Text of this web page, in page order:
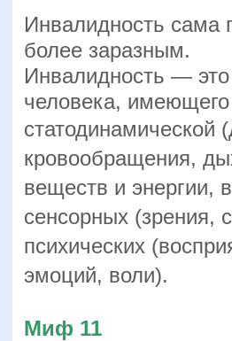
Инвалидность сама
более заразным.
Инвалидность — это
человека,
статодинамической
кровообращения,
веществ и энергии,
сенсорных (зрения,
психических
эмоций, воли).
Миф 11